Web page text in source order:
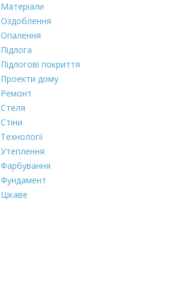
Матеріали
Оздоблення
Опалення
Підлога
Підлогові покриття
Проекти дому
Ремонт
Стеля
Стіни
Технології
Утеплення
Фарбування
Фундамент
Цікаве